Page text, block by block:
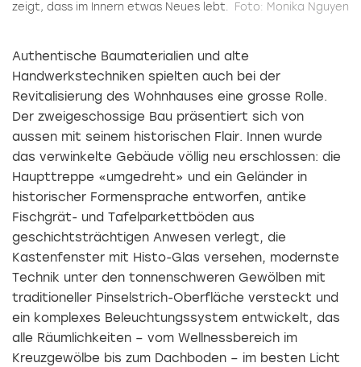
zeigt, dass im Innern etwas Neues lebt.
Foto: Monika Nguyen
Authentische Baumaterialien und alte
Handwerkstechniken spielten auch bei der
Revitalisierung des Wohnhauses eine grosse Rolle.
Der zweigeschossige Bau präsentiert sich von
aussen mit seinem historischen Flair. Innen wurde
das verwinkelte Gebäude völlig neu erschlossen: die
Haupttreppe «umgedreht» und ein Geländer in
historischer Formensprache entworfen, antike
Fischgrät- und Tafelparkettböden aus
geschichtsträchtigen Anwesen verlegt, die
Kastenfenster mit Histo-Glas versehen, modernste
Technik unter den tonnenschweren Gewölben mit
traditioneller Pinselstrich-Oberfläche versteckt und
ein komplexes Beleuchtungssystem entwickelt, das
alle Räumlichkeiten – vom Wellnessbereich im
Kreuzgewölbe bis zum Dachboden – im besten Licht